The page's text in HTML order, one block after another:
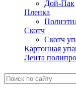
Дой-Пак
Пленка
Скотч
Скотч
Картонная
Лента